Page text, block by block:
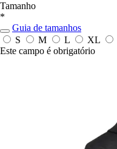
Tamanho
*
Guia de tamanhos
S
M L XL
Este campo é obrigatório